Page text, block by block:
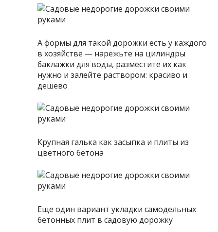
А формы для такой дорожки есть у каждого
в хозяйстве — нарежьте на цилиндры
баклажки для воды, разместите их как
нужно и залейте раствором: красиво и
дешево
Крупная галька как засыпка и плиты из
цветного бетона
Еще один вариант укладки самодельных
бетонных плит в садовую дорожку